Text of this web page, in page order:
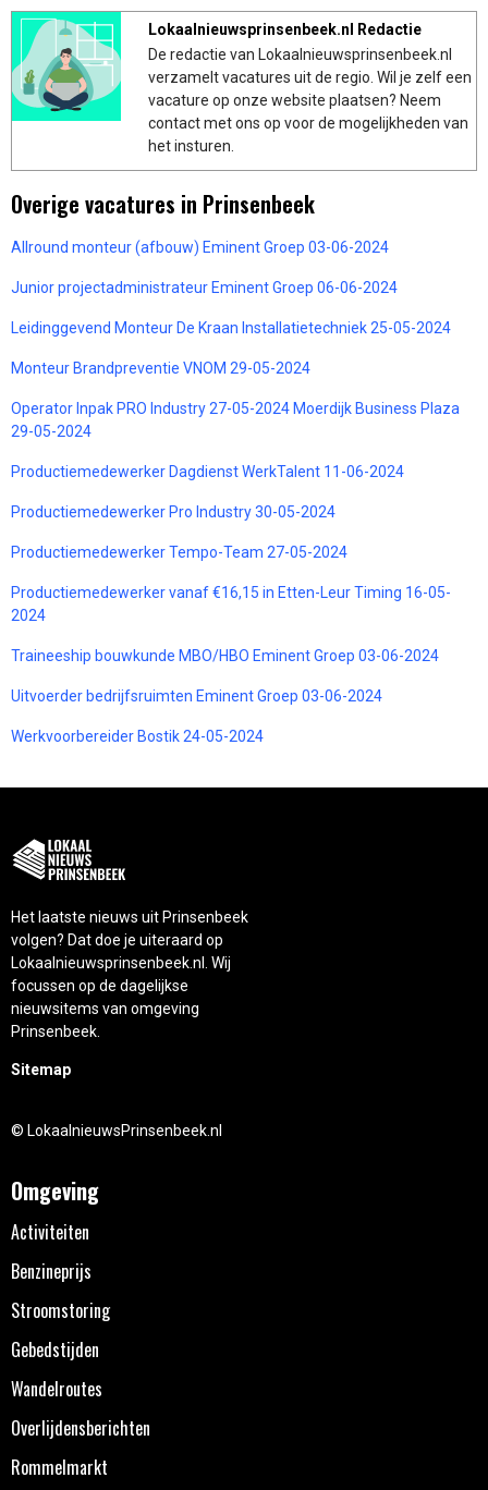
Lokaalnieuwsprinsenbeek.nl Redactie
De redactie van Lokaalnieuwsprinsenbeek.nl
verzamelt vacatures uit de regio. Wil je zelf een
vacature op onze website plaatsen? Neem
contact met ons op voor de mogelijkheden van
het insturen.
Overige vacatures in Prinsenbeek
Allround monteur (afbouw) Eminent Groep 03-06-2024
Junior projectadministrateur Eminent Groep 06-06-2024
Leidinggevend Monteur De Kraan Installatietechniek 25-05-2024
Monteur Brandpreventie VNOM 29-05-2024
Operator Inpak PRO Industry 27-05-2024 Moerdijk Business Plaza
29-05-2024
Productiemedewerker Dagdienst WerkTalent 11-06-2024
Productiemedewerker Pro Industry 30-05-2024
Productiemedewerker Tempo-Team 27-05-2024
Productiemedewerker vanaf €16,15 in Etten-Leur Timing 16-05-
2024
Traineeship bouwkunde MBO/HBO Eminent Groep 03-06-2024
Uitvoerder bedrijfsruimten Eminent Groep 03-06-2024
Werkvoorbereider Bostik 24-05-2024
Het laatste nieuws uit Prinsenbeek
volgen? Dat doe je uiteraard op
Lokaalnieuwsprinsenbeek.nl. Wij
focussen op de dagelijkse
nieuwsitems van omgeving
Prinsenbeek.
Sitemap
© LokaalnieuwsPrinsenbeek.nl
Omgeving
Activiteiten
Benzineprijs
Stroomstoring
Gebedstijden
Wandelroutes
Overlijdensberichten
Rommelmarkt